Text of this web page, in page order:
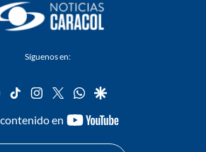
Síguenos en:
facebook
tiktok instagram
twitterwhatsapp
google
en
youtube-